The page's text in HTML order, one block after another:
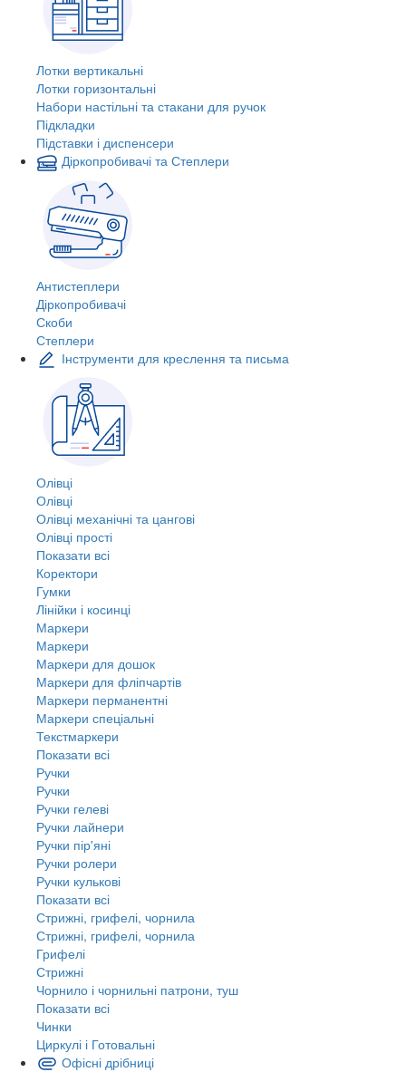
Лотки вертикальні
Лотки горизонтальні
Набори настільні та стакани для ручок
Підкладки
Підставки і диспенсери
Діркопробивачі та Степлери
Антистеплери
Діркопробивачі
Скоби
Степлери
Інструменти для креслення та письма
Олівці
Олівці
Олівці механічні та цангові
Олівці прості
Показати всі
Коректори
Гумки
Лінійки і косинці
Маркери
Маркери
Маркери для дошок
Маркери для фліпчартів
Маркери перманентні
Маркери спеціальні
Текстмаркери
Показати всі
Ручки
Ручки
Ручки гелеві
Ручки лайнери
Ручки пір'яні
Ручки ролери
Ручки кулькові
Показати всі
Стрижні, грифелі, чорнила
Стрижні, грифелі, чорнила
Грифелі
Стрижні
Чорнило і чорнильні патрони, туш
Показати всі
Чинки
Циркулі і Готовальні
Офісні дрібниці